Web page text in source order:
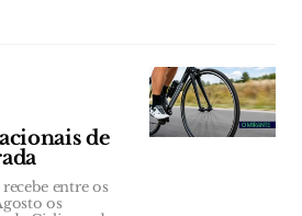
de
entre os
os